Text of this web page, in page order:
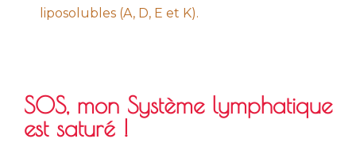
liposolubles (A, D, E et K).
SOS, mon Système lymphatique
est saturé !